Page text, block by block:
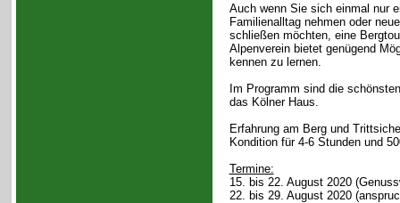
Auch wenn Sie sich einmal nur
Familienalltag nehmen oder
schließen möchten, eine
Alpenverein bietet genügend
kennen zu lernen.
Im Programm sind die
das Kölner Haus.
Erfahrung am Berg und
Kondition für 4-6 Stunden und
Termine:
15. bis 22. August 2020
22. bis 29. August 2020